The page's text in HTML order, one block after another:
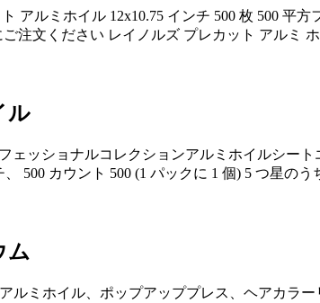
アルミホイル 12x10.75 インチ 500 枚 500 平
注文ください レイノルズ プレカット アルミ
ル
ェッショナルコレクションアルミホイルシ
500 カウント 500 (1 パックに 1 個) 5 つ星のう
ム
ルミホイル、ポップアッププレス、ヘアカラ